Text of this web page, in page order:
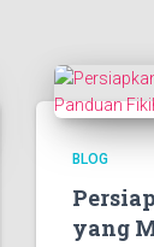
BLOG
yang